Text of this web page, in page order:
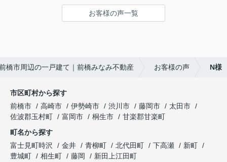
などを気楽に聞くことや報告ができました。
疑問点に対する返信が遅いことがなく、緊急性のあ
とめたものを何度も更新し作っていただきました。
購入までの流れが想像でき、さまざまな複雑な手続
住宅販売店が関わる疑問点に対しても、みなみ不動
産さんから連絡や確認していただきました。さらに
ることを進んでしていただきありがたかったです。
入居前に行う建物不備の有無の確認時に、一緒に来
で見学予約したのが始まりでした。真夏の暑い中で
も毎回「自由にゆっくり見てください！」と長い時
〇感じたこと、良かった点、もっとこうして欲しか
ったことなど
大きな買い物になるので気になったことがあるとな
んでもかんでも質問してしまいましたが、LINEの
確認して連絡下さったので、安心感があったのでと
ても良かったと思います。
夫婦共々とても信頼しております★
今後とも宜しくお願い致します!!
お客様の声一覧
橋市周辺の一戸建て｜前橋みなみ不動産 お客様の声 N様
市区町村から探す
前橋市
高崎市 伊勢崎市 渋川市 藤岡市
太田市
佐波郡玉村町
富岡市 桐生市
甘楽郡甘楽町
町名から探す
富士見町時沢
金井 青柳町 北代田町 下高瀬
新町
豊城町
相生町 藤岡
新田上江田町